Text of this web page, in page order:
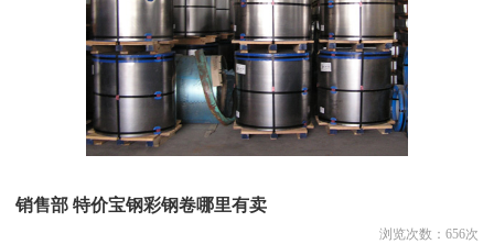
销售部 特价宝钢彩钢卷哪里有卖
浏览次数： 656次